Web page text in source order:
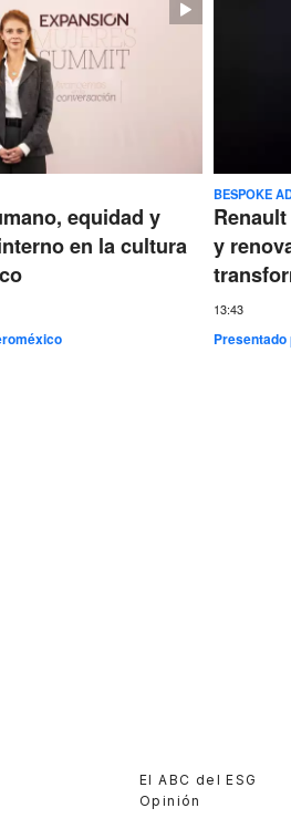
equidad y
en la cultura
BESPOKE
y
13:43
Presentado
El ABC del ESG
Opinión